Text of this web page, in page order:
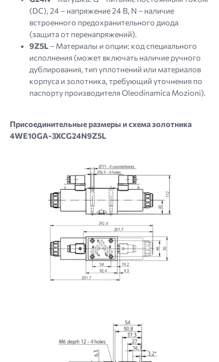
(DC), 24 – напряжение 24 В, N – наличие
встроенного предохранительного диода
(защита от перенапряжений).
9Z5L – Материалы и опции: код специального
исполнения (может включать наличие ручного
дублирования, тип уплотнений или материалов
корпуса и золотника, требующий уточнения по
паспорту производителя Oleodinamica Mozioni).
Присоединительные размеры и схема золотника
4WE10GA-3XCG24N9Z5L